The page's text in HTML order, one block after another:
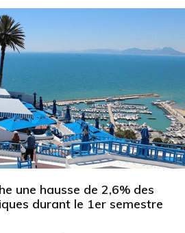
une hausse de 2,6% des
durant le 1er semestre